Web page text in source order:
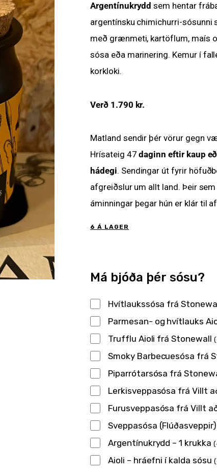
Argentínukrydd sem hentar
argentínsku chimichurri-sósunni
með grænmeti, kartöflum, maís
sósa eða marinering. Kemur í
korkloki.
Verð 1.790 kr.
Matland sendir þér vörur gegn
Hrísateig 47daginn eftir kaup
hádegi. Sendingar út fyrir
afgreiðslur um allt land. Þeir
áminningar þegar hún er klár til
6 Á LAGER
Má bjóða þér sósu?
Hvítlaukssósa frá
Parmesan- og hvítlauks
Trufflu Aioli frá Stonewall (
Smoky Barbecuesósa frá
Piparrótarsósa frá
Lerkisveppasósa frá Villt
Furusveppasósa frá Villt
Sveppasósa
Argentínukrydd – 1 krukka (
Aioli – hráefni í kalda sósu (